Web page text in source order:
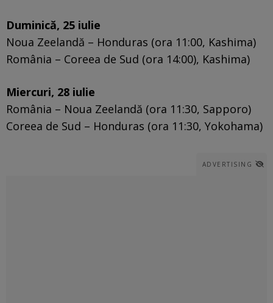
Duminică, 25 iulie
Noua Zeelandă – Honduras (ora 11:00, Kashima)
România – Coreea de Sud (ora 14:00), Kashima)
Miercuri, 28 iulie
România – Noua Zeelandă (ora 11:30, Sapporo)
Coreea de Sud – Honduras (ora 11:30, Yokohama)
ADVERTISING